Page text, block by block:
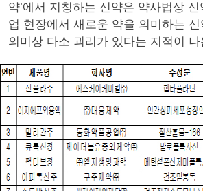
약’에서 지칭하는 신약은 약사법상
업 현장에서 새로운 약을 의미하는
의미상 다소 괴리가 있다는 지적이 나